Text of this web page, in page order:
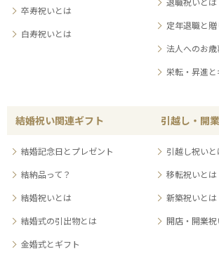
卒寿祝いとは
白寿祝いとは
定年退職と
法人へのお歳
栄転・昇進と
結婚祝い関連ギフト
結婚記念日とプレゼント
結納品って？
結婚祝いとは
結婚式の引出物とは
金婚式とギフト
引越し・開
引越し祝いと
移転祝いとは
新築祝いとは
開店・開業祝